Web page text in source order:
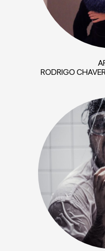
RODRIGO